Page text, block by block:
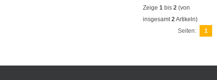
Zeige 1 bis 2 (von
insgesamt2Artikeln)
Seiten:
1